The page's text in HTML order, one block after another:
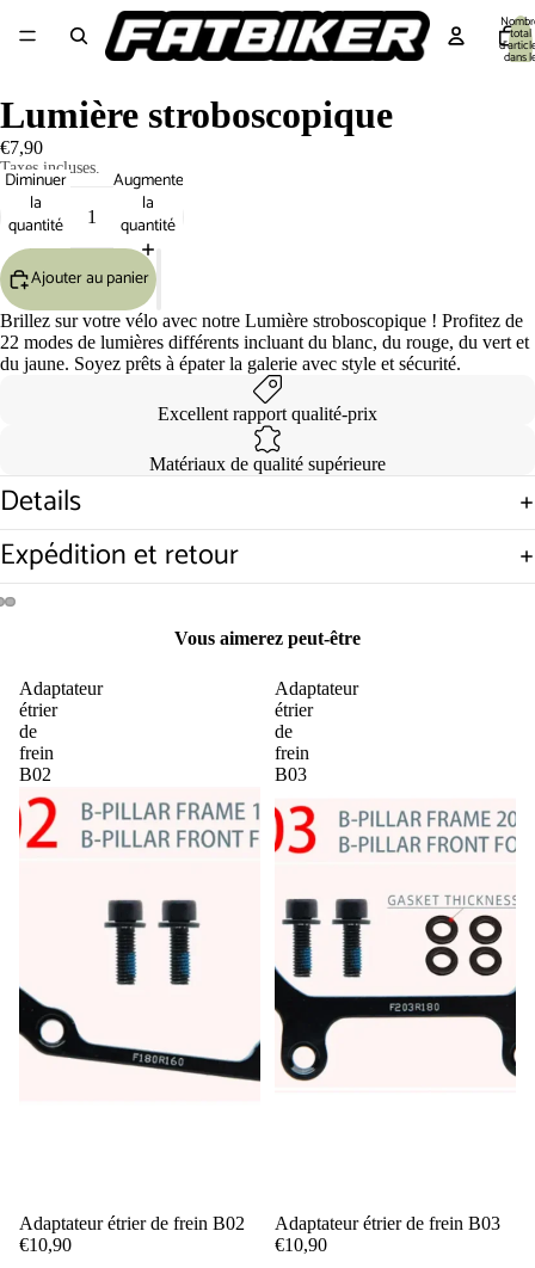
total
dans
plein
écran
plein
écran
plein
écran
Lumière stroboscopique
€7,90
Taxes incluses.
Diminuer
la
quantité
Augmenter
la
quantité
Ajouter au panier
Brillez sur votre vélo avec notre Lumière stroboscopique ! Profitez de
22 modes de lumières différents incluant du blanc, du rouge, du vert et
du jaune. Soyez prêts à épater la galerie avec style et sécurité.
Excellent rapport qualité-prix
Matériaux de qualité supérieure
Details
Expédition et retour
Vous aimerez peut-être
Adaptateur
étrier
de
frein
B02
Adaptateur étrier de frein B02
€10,90
Adaptateur
étrier
de
frein
B03
Adaptateur étrier de frein B03
€10,90